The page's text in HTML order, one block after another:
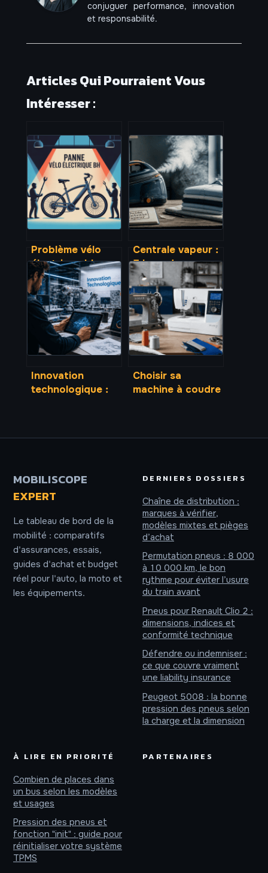
conjuguer performance, innovation
et responsabilité.
Articles Qui Pourraient Vous
Intéresser :
Problème vélo
électrique bh :
diagnostic rapide
et solutions
fiables
Centrale vapeur :
7 bars de
pression et 3
critères pour
diviser par deux
votre temps de
repassage
Innovation
technologique :
Choisir sa
machine à coudre
MOBILISCOPE
EXPERT
Le tableau de bord de la
mobilité : comparatifs
d'assurances, essais,
guides d'achat et budget
réel pour l'auto, la moto et
les équipements.
DERNIERS DOSSIERS
Chaîne de distribution :
marques à vérifier,
modèles mixtes et pièges
d’achat
Permutation pneus : 8 000
à 10 000 km, le bon
rythme pour éviter l’usure
du train avant
Pneus pour Renault Clio 2 :
dimensions, indices et
conformité technique
Défendre ou indemniser :
ce que couvre vraiment
une liability insurance
Peugeot 5008 : la bonne
pression des pneus selon
la charge et la dimension
À LIRE EN PRIORITÉ
Combien de places dans
un bus selon les modèles
et usages
Pression des pneus et
fonction "init" : guide pour
réinitialiser votre système
TPMS
PARTENAIRES